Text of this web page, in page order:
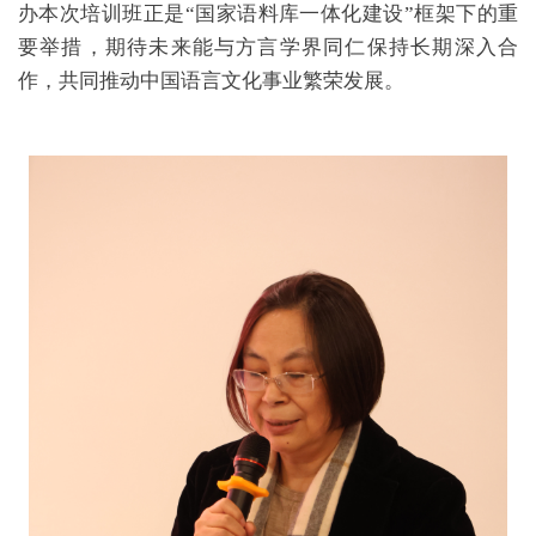
办本次培训班正是“国家语料库一体化建设”框架下的重
要举措，期待未来能与方言学界同仁保持长期深入合
作，共同推动中国语言文化事业繁荣发展。